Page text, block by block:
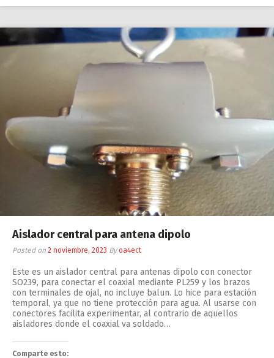
Aislador central para antena dipolo
Posted on 2 noviembre, 2023 Byoa4ect
Este es un aislador central para antenas dipolo con conector
SO239, para conectar el coaxial mediante PL259 y los brazos
con terminales de ojal, no incluye balun. Lo hice para estación
temporal, ya que no tiene protección para agua. Al usarse con
conectores facilita experimentar, al contrario de aquellos
aisladores donde el coaxial va soldado…
Comparte esto: